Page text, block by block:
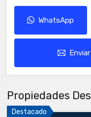
WhatsApp
Propiedades
Destacado